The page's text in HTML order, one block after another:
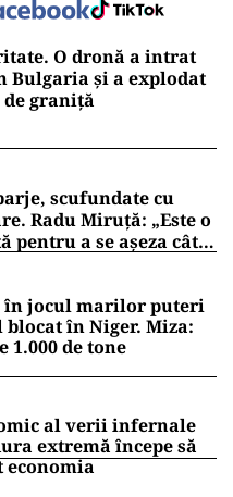
O dronă a intrat
Bulgaria şi a explodat
de graniţă
scufundate cu
Radu Miruță: „Este o
pentru a se așeza cât
în jocul marilor puteri
în Niger. Miza:
1.000 de tone
al verii infernale
extremă începe să
economia